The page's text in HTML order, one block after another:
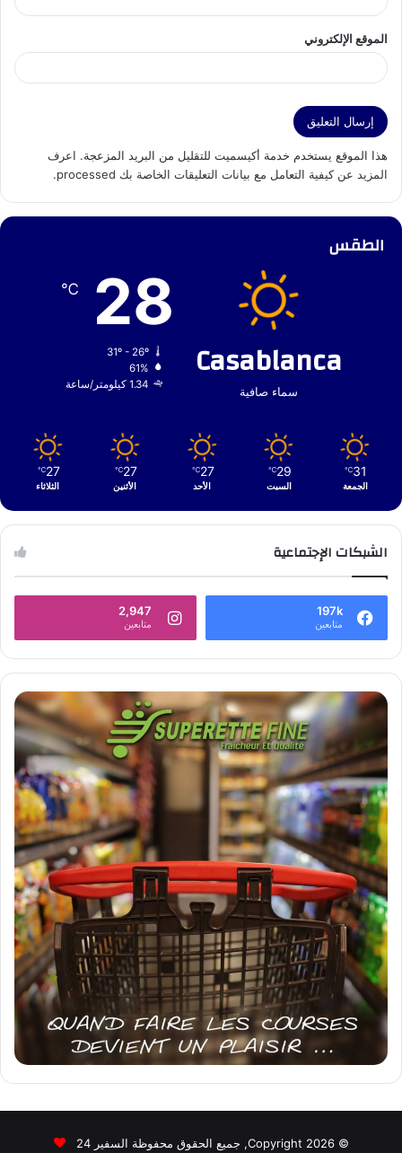
الموقع الإلكتروني
هذا الموقع يستخدم خدمة أكيسميت للتقليل من البريد المزعجة. اعرف
المزيد عن كيفية التعامل مع بيانات التعليقات الخاصة بك processed
.
الطقس
Casablanca
سماء صافية
28
℃
31º - 26º
61%
1.34 كيلومتر/ساعة
31
℃
الجمعة
29
℃
السبت
27
℃
الأحد
27
℃
الأثنين
27
℃
الثلاثاء
الشبكات الإجتماعية
197k
متابعين
2,947
متابعين
© Copyright 2026, جميع الحقوق محفوظة السفير 24